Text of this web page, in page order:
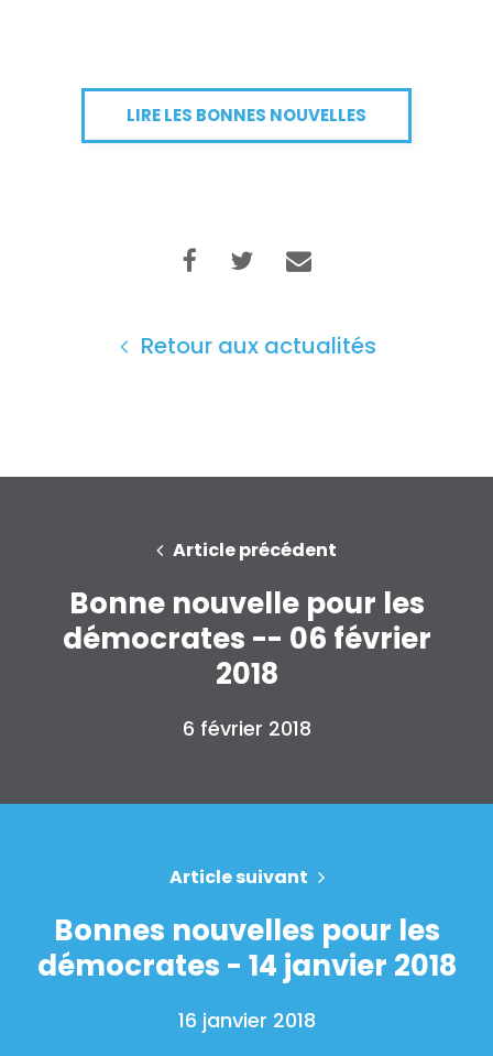
Accueil
Take Back the Courts
Travailler avec nous
Votre fête
LIRE LES BONNES NOUVELLES
Retour aux actualités
Article précédent
Bonne nouvelle pour les
démocrates -- 06 février
2018
6 février 2018
Article suivant
Bonnes nouvelles pour les
démocrates - 14 janvier 2018
16 janvier 2018